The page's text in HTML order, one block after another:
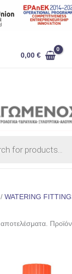
0,00€
/ WATERING
αποτελέσματα.